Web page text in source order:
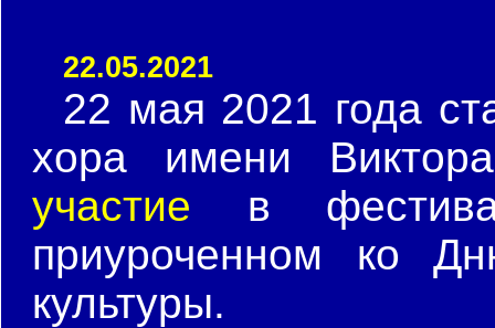
22.05.2021
22 мая 2021 года
хора имени
участие в
приуроченном ко
культуры.